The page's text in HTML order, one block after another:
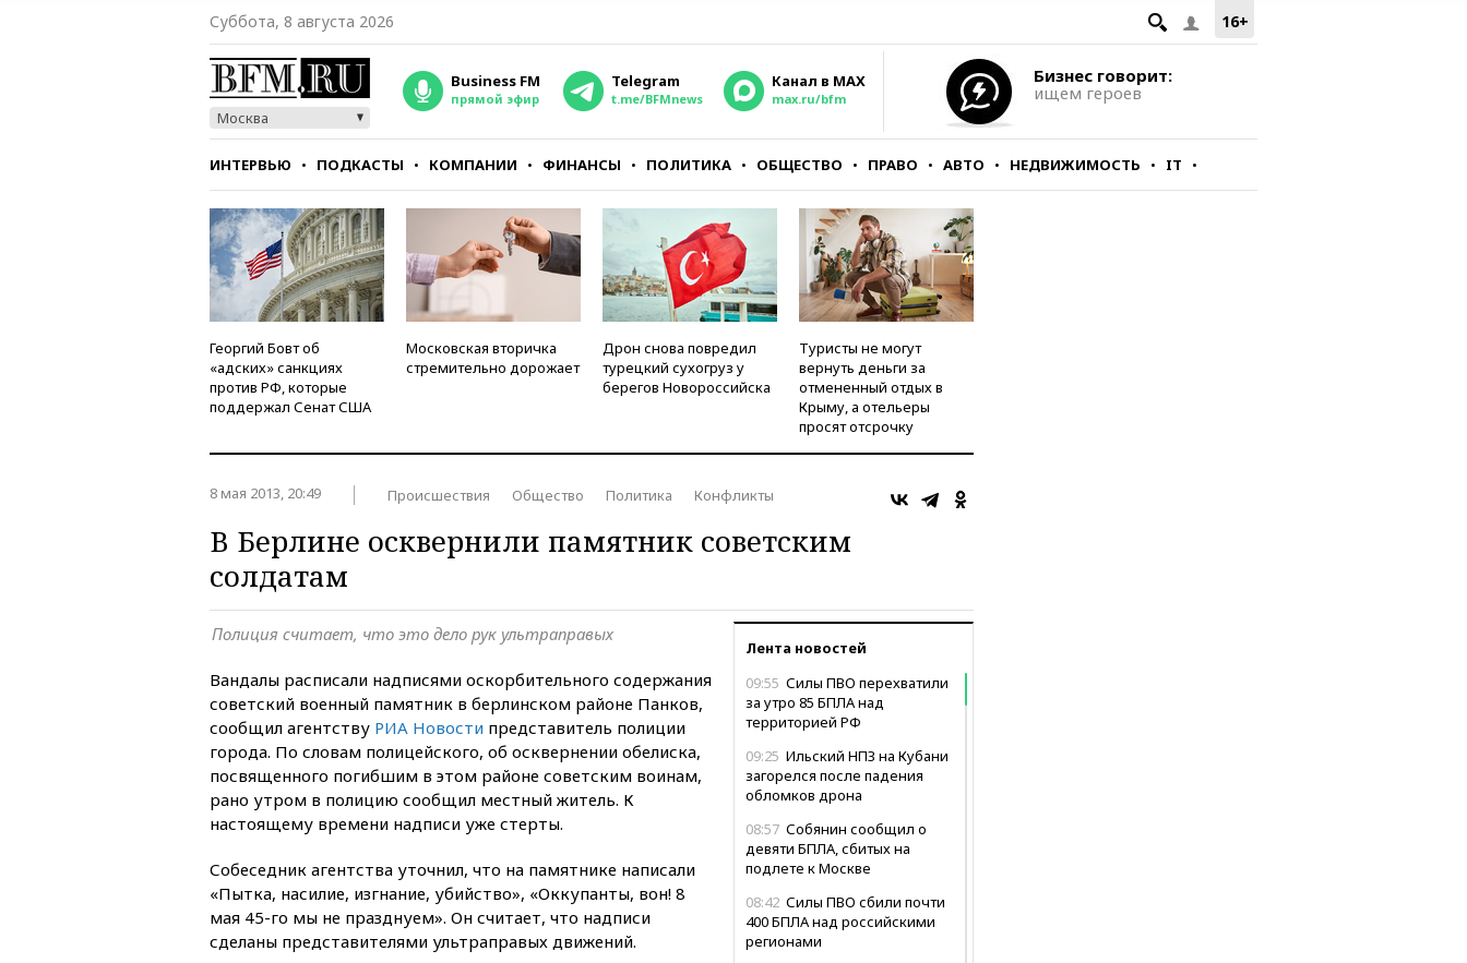
16+
Суббота, 8 августа 2026
Москва
Business FM
прямой эфир
Telegram
t.me/BFMnews
Канал в MAX
max.ru/bfm
Бизнес говорит:
ищем героев
ИНТЕРВЬЮ ПОДКАСТЫ КОМПАНИИ ФИНАНСЫ ПОЛИТИКА ОБЩЕСТВО ПРАВО АВТО НЕДВИЖИМОСТЬ IT
СТИЛЬ ТЕСТЫ
Георгий Бовт об
«адских» санкциях
против РФ, которые
поддержал Сенат США
Московская вторичка
стремительно дорожает
Дрон снова повредил
турецкий сухогруз у
берегов Новороссийска
Туристы не могут
вернуть деньги за
отмененный отдых в
Крыму, а отельеры
просят отсрочку
8 мая 2013, 20:49 Происшествия Общество Политика Конфликты
В Берлине осквернили памятник советским
солдатам
Лента новостей
09:55 Силы ПВО перехватили
за утро 85 БПЛА над
территорией РФ
09:25 Ильский НПЗ на Кубани
загорелся после падения
обломков дрона
08:57 Собянин сообщил о
девяти БПЛА, сбитых на
подлете к Москве
08:42 Силы ПВО сбили почти
400 БПЛА над российскими
регионами
Полиция считает, что это дело рук ультраправых
Вандалы расписали надписями оскорбительного содержания
советский военный памятник в берлинском районе Панков,
сообщил агентству РИА Новости представитель полиции
города. По словам полицейского, об осквернении обелиска,
посвященного погибшим в этом районе советским воинам,
рано утром в полицию сообщил местный житель. К
настоящему времени надписи уже стерты.
Собеседник агентства уточнил, что на памятнике написали
«Пытка, насилие, изгнание, убийство», «Оккупанты, вон! 8
мая 45-го мы не празднуем». Он считает, что надписи
сделаны представителями ультраправых движений.